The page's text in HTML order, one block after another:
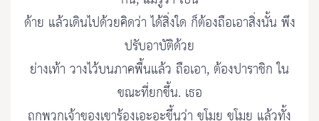
ด้าย แล้วเดินไปด้วยคิดว่า ได้สิ่งใด ก็ต้องถือเอาสิ่งนั้น พึง
ปรับอาบัติด้วย
ย่างเท้า วางไว้บนภาคพื้นแล้ว ถือเอา, ต้องปาราชิก ใน
ขณะที่ยกขึ้น. เธอ